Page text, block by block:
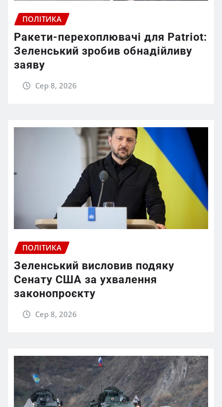
ПОЛІТИКА
Ракети-перехоплювачі для Patriot:
Зеленський зробив обнадійливу
заяву
Сер 8, 2026
ПОЛІТИКА
Зеленський висловив подяку
Сенату США за ухвалення
законопроєкту
Сер 8, 2026